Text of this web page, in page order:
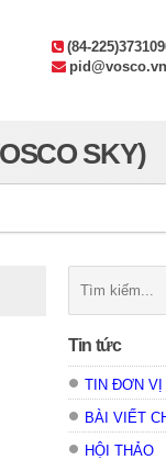
(84-
SKY)
kiếm:
Tin tức
TIN ĐƠN VỊ
BÀI VIẾT
HỘI THẢO